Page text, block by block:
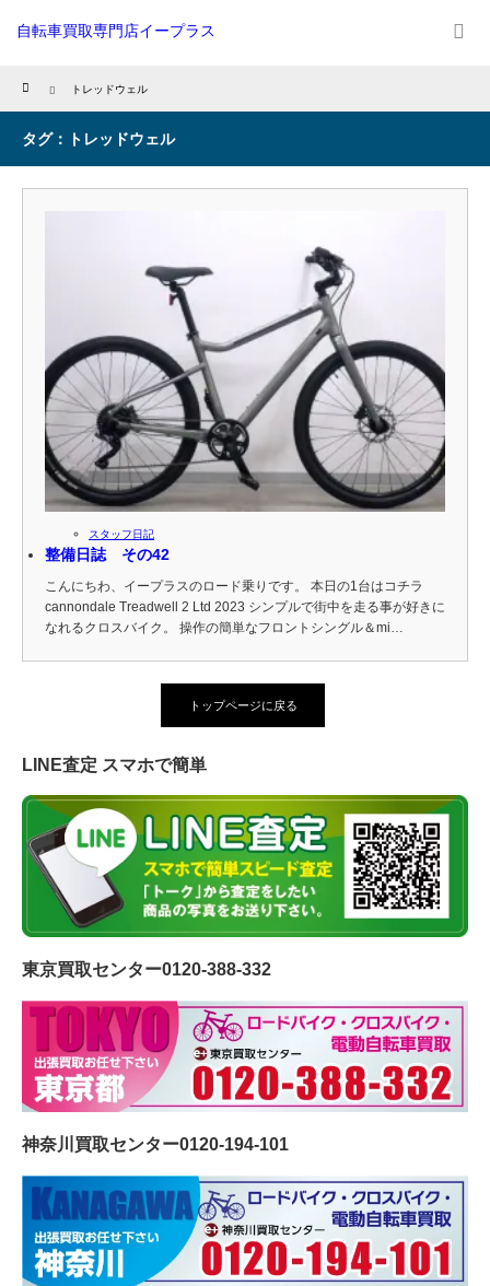
自転車買取専門店イープラス
Home トレッドウェル
タグ：トレッドウェル
スタッフ日記
整備日誌 その42
こんにちわ、イープラスのロード乗りです。 本日の1台はコチラ
cannondale Treadwell 2 Ltd 2023 シンプルで街中を走る事が好きに
なれるクロスバイク。 操作の簡単なフロントシングル＆mi…
トップページに戻る
LINE査定 スマホで簡単
東京買取センター0120-388-332
神奈川買取センター0120-194-101